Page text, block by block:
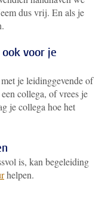
dus vrij. En als je
voor je
je leidinggevende of
collega, of vrees je
je collega hoe het
is, kan begeleiding
helpen.